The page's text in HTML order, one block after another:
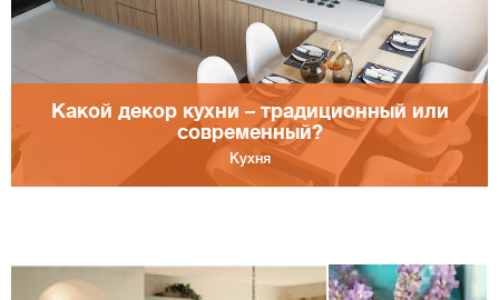
Какой декор кухни – традиционный или
современный?
Кухня